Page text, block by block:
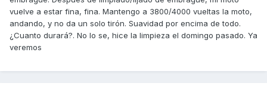
vuelve a estar fina, fina. Mantengo a 3800/4000 vueltas la moto,
andando, y no da un solo tirón. Suavidad por encima de todo.
¿Cuanto durará?. No lo se, hice la limpieza el domingo pasado. Ya
veremos